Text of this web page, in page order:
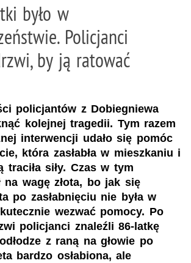
było w
Policjanci
by ją ratować
policjantów z Dobiegniewa
kolejnej tragedii. Tym razem
interwencji udało się pomóc
która zasłabła w mieszkaniu i
traciła siły. Czas w tym
na wagę złota, bo jak się
po zasłabnięciu nie była w
wezwać pomocy. Po
policjanci znaleźli 86-latkę
z raną na głowie po
bardzo osłabiona, ale